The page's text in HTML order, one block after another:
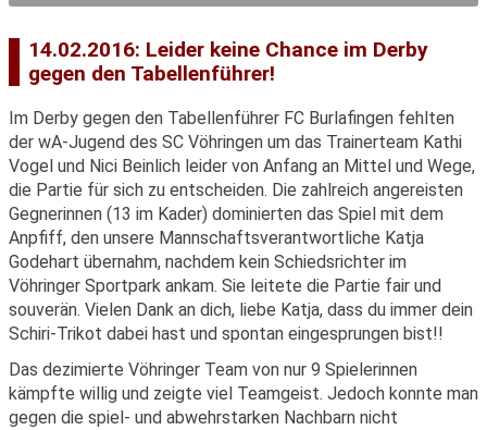
14.02.2016: Leider keine Chance im Derby
gegen den Tabellenführer!
Im Derby gegen den Tabellenführer FC Burlafingen fehlten
der wA-Jugend des SC Vöhringen um das Trainerteam Kathi
Vogel und Nici Beinlich leider von Anfang an Mittel und Wege,
die Partie für sich zu entscheiden. Die zahlreich angereisten
Gegnerinnen (13 im Kader) dominierten das Spiel mit dem
Anpfiff, den unsere Mannschaftsverantwortliche Katja
Godehart übernahm, nachdem kein Schiedsrichter im
Vöhringer Sportpark ankam. Sie leitete die Partie fair und
souverän. Vielen Dank an dich, liebe Katja, dass du immer dein
Schiri-Trikot dabei hast und spontan eingesprungen bist!!
Das dezimierte Vöhringer Team von nur 9 Spielerinnen
kämpfte willig und zeigte viel Teamgeist. Jedoch konnte man
gegen die spiel- und abwehrstarken Nachbarn nicht